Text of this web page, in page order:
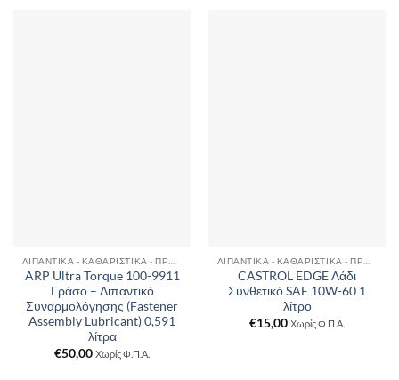
ΛΙΠΑΝΤΙΚΆ - ΚΑΘΑΡΙΣΤΙΚΆ - ΠΡΌΣΘΕΤΑ
ARP Ultra Torque 100-9911
Γράσο – Λιπαντικό
Συναρμολόγησης (Fastener
Assembly Lubricant) 0,591
λίτρα
€50,00 Χωρίς Φ.Π.Α.
ΛΙΠΑΝΤΙΚΆ - ΚΑΘΑΡΙΣΤΙΚΆ - ΠΡΌΣΘΕΤΑ
CASTROL EDGE Λάδι
Συνθετικό SAE 10W-60 1
λίτρο
€15,00 Χωρίς Φ.Π.Α.